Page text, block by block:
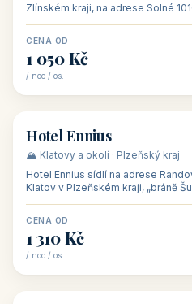
Zlínském kraji, na adrese Solné
CENA OD
1 050 Kč
/ noc / os.
🏨 hotel
Hotel Ennius
🏔️ Klatovy a okolí · Plzeňský kraj
Hotel Ennius sídlí na adrese
Klatov v Plzeňském kraji, „bráně
CENA OD
1 310 Kč
/ noc / os.